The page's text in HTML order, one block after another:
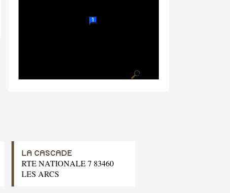
LA CASCADE
RTE NATIONALE 7 83460
LES ARCS